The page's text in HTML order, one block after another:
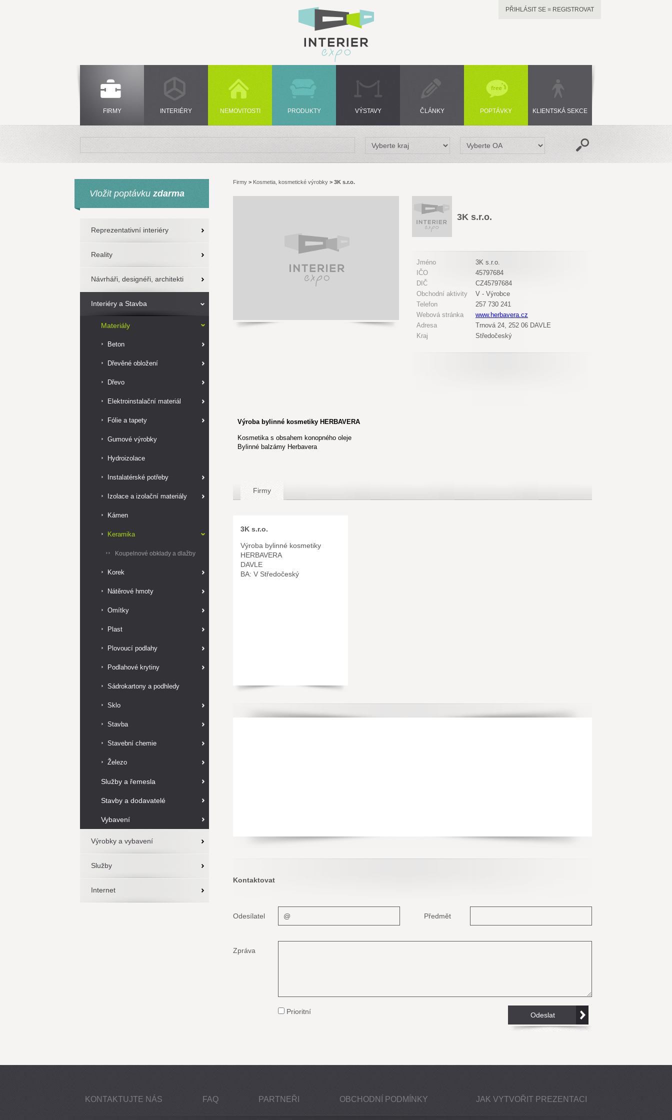
PŘIHLÁSIT SE ■ REGISTROVAT
FIRMY INTERIÉRY NEMOVITOSTI PRODUKTY VÝSTAVY ČLÁNKY POPTÁVKY KLIENTSKÁ SEKCE
Vložit poptávku zdarma
Reprezentativní interiéry
Reality
Návrháři, designéři, architekti
Interiéry a Stavba
Materiály
Beton
Dřevěné obložení
Dřevo
Elektroinstalační materiál
Fólie a tapety
Gumové výrobky
Hydroizolace
Instalatérské potřeby
Izolace a izolační materiály
Kámen
Keramika
Koupelnové obklady a dlažby
Korek
Nátěrové hmoty
Omítky
Plast
Plovoucí podlahy
Podlahové krytiny
Sádrokartony a podhledy
Sklo
Stavba
Stavební chemie
Železo
Služby a řemesla
Stavby a dodavatelé
Vybavení
Výrobky a vybavení
Služby
Internet
Firmy > Kosmetia, kosmetické výrobky > 3K s.r.o.
3K s.r.o.
Jméno
3K s.r.o.
IČO
45797684
DIČ
CZ45797684
Obchodní aktivity
V - Výrobce
Telefon
257 730 241
Webová stránka
www.herbavera.cz
Adresa
Trnová 24, 252 06 DAVLE
Kraj
Středočeský
Výroba bylinné kosmetiky HERBAVERA
Kosmetika s obsahem konopného oleje
Bylinné balzámy Herbavera
Firmy
3K s.r.o.
Výroba bylinné kosmetiky
HERBAVERA
DAVLE
BA: V Středočeský
Kontaktovat
Odesílatel Předmět
Zpráva
Prioritní
KONTAKTUJTE NÁS FAQ PARTNEŘI OBCHODNÍ PODMÍNKY JAK VYTVOŘIT PREZENTACI